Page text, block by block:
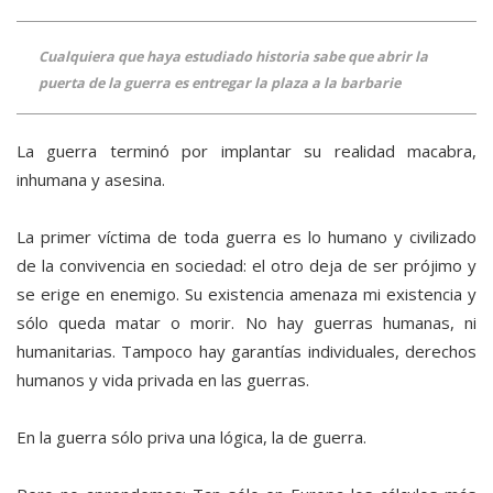
Cualquiera que haya estudiado historia sabe que abrir la
puerta de la guerra es entregar la plaza a la barbarie
La guerra terminó por implantar su realidad macabra,
inhumana y asesina.
La primer víctima de toda guerra es lo humano y civilizado
de la convivencia en sociedad: el otro deja de ser prójimo y
se erige en enemigo. Su existencia amenaza mi existencia y
sólo queda matar o morir. No hay guerras humanas, ni
humanitarias. Tampoco hay garantías individuales, derechos
humanos y vida privada en las guerras.
En la guerra sólo priva una lógica, la de guerra.